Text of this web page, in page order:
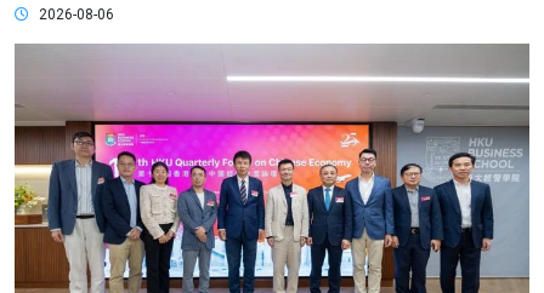
2026-08-06